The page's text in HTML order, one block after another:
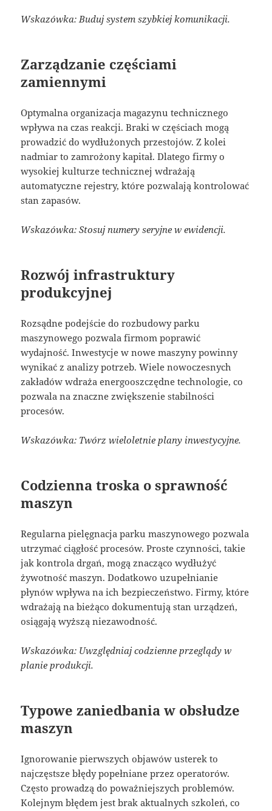
Wskazówka: Buduj system szybkiej komunikacji.
Zarządzanie częściami
zamiennymi
Optymalna organizacja magazynu technicznego
wpływa na czas reakcji. Braki w częściach mogą
prowadzić do wydłużonych przestojów. Z kolei
nadmiar to zamrożony kapitał. Dlatego firmy o
wysokiej kulturze technicznej wdrażają
automatyczne rejestry, które pozwalają kontrolować
stan zapasów.
Wskazówka: Stosuj numery seryjne w ewidencji.
Rozwój infrastruktury
produkcyjnej
Rozsądne podejście do rozbudowy parku
maszynowego pozwala firmom poprawić
wydajność. Inwestycje w nowe maszyny powinny
wynikać z analizy potrzeb. Wiele nowoczesnych
zakładów wdraża energooszczędne technologie, co
pozwala na znaczne zwiększenie stabilności
procesów.
Wskazówka: Twórz wieloletnie plany inwestycyjne.
Codzienna troska o sprawność
maszyn
Regularna pielęgnacja parku maszynowego pozwala
utrzymać ciągłość procesów. Proste czynności, takie
jak kontrola drgań, mogą znacząco wydłużyć
żywotność maszyn. Dodatkowo uzupełnianie
płynów wpływa na ich bezpieczeństwo. Firmy, które
wdrażają na bieżąco dokumentują stan urządzeń,
osiągają wyższą niezawodność.
Wskazówka: Uwzględniaj codzienne przeglądy w
planie produkcji.
Typowe zaniedbania w obsłudze
maszyn
Ignorowanie pierwszych objawów usterek to
najczęstsze błędy popełniane przez operatorów.
Często prowadzą do poważniejszych problemów.
Kolejnym błędem jest brak aktualnych szkoleń, co